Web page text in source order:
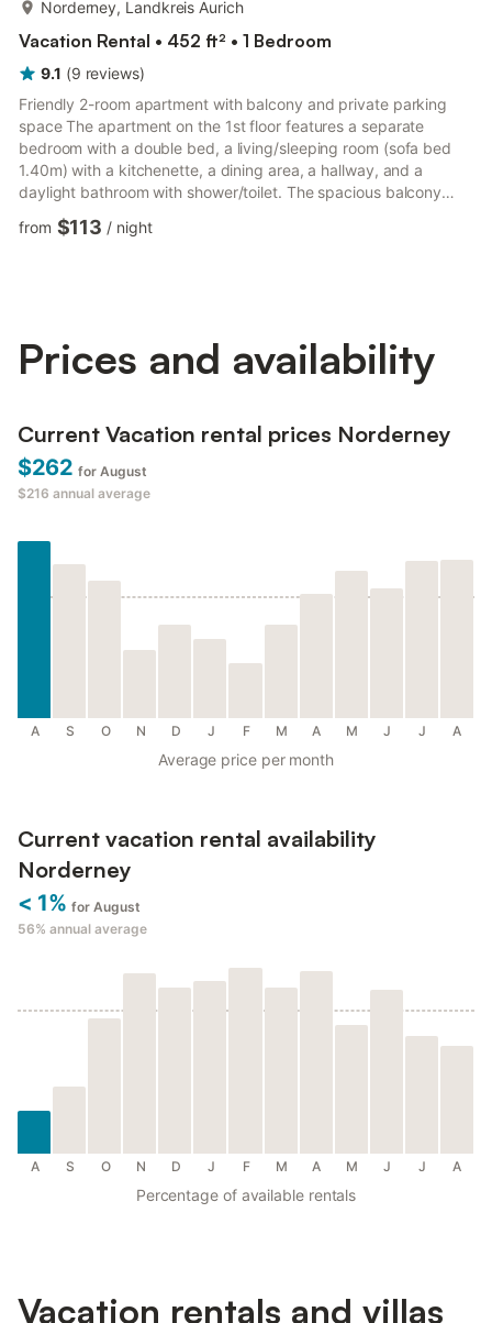
Norderney, Landkreis Aurich
Vacation Rental • 452 ft² • 1 Bedroom
9.1 (9 reviews)
Friendly 2-room apartment with balcony and private parking
space The apartment on the 1st floor features a separate
bedroom with a double bed, a living/sleeping room (sofa bed
1.40m) with a kitchenette, a dining area, a hallway, and a
daylight bathroom with shower/toilet. The spacious balcony
offers space for a table and chairs and is accessible from both
the living room and the bedroom. Your own parking space is
from $113 / night
Prices and availability
Current Vacation rental prices Norderney
$262 for August
$216 annual average
A S O N D J F M A M J J A
Average price per month
Current vacation rental availability
Norderney
< 1% for August
56% annual average
A S O N D J F M A M J J A
Percentage of available rentals
Vacation rentals and villas